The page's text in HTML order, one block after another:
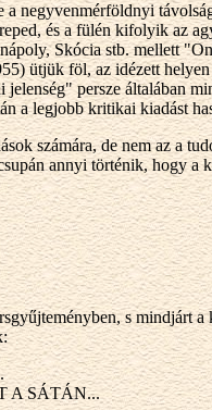
a negyvenmérföldnyi
és a fülén kifolyik az
Skócia stb. mellett
ütjük föl, az idézett
persze általában
a legjobb kritikai kiadást
számára, de nem az a
annyi történik, hogy a
s mindjárt
A SÁTÁN...